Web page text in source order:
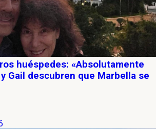
huéspedes: «Absolutamente
Gail descubren que Marbella se